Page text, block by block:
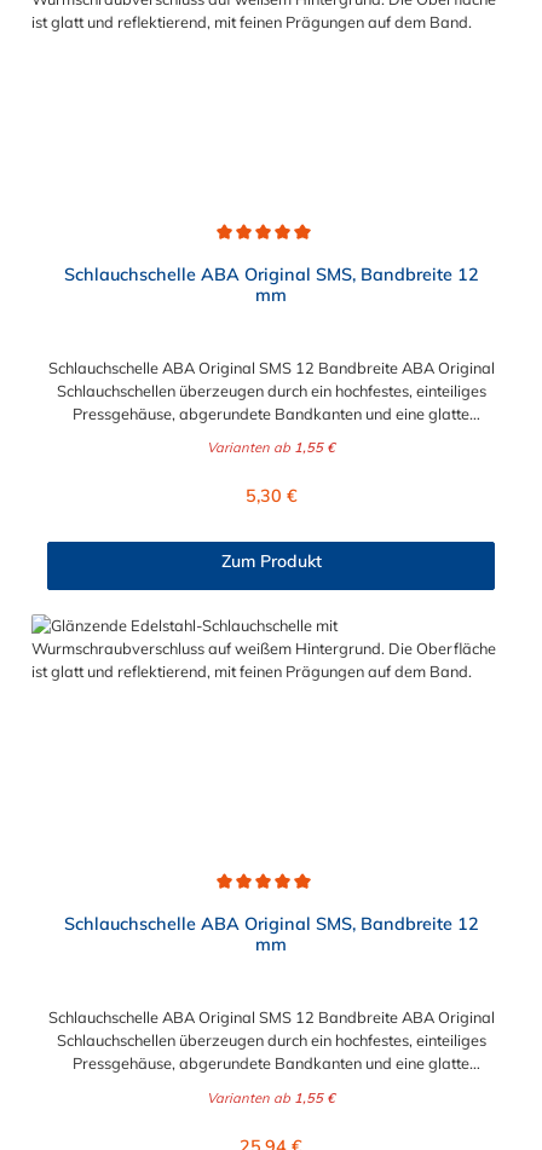
Schlauchschelle ABA Original SMS, Bandbreite 12
mm
Schlauchschelle ABA Original SMS 12 Bandbreite ABA Original
Schlauchschellen überzeugen durch ein hochfestes, einteiliges
Pressgehäuse, abgerundete Bandkanten und eine glatte
störungssichere Schlauchschelle mit hoher Spannkraft und
SMS mit 12 Bandbreite hat einen wählbaren Spannbereich von
Schlauchschelle ist ebenfalls wählbar. Sie können verzinkten
Varianten ab 1,55 €
Regulärer Preis:
5,30 €
Zum Produkt
Schlauchschelle ABA Original SMS, Bandbreite 12
mm
Schlauchschelle ABA Original SMS 12 Bandbreite ABA Original
Schlauchschellen überzeugen durch ein hochfestes, einteiliges
Pressgehäuse, abgerundete Bandkanten und eine glatte
störungssichere Schlauchschelle mit hoher Spannkraft und
Varianten ab 1,55 €
Regulärer Preis: